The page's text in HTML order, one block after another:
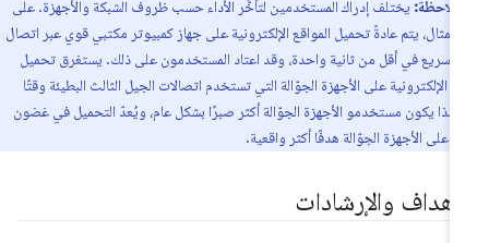
ملاحظة:يختلف إدراك المستخدمين لتأخُّر الأداء حسب ظروف الشبكة والأجهزة. على
يتم عادةً تحميل المواقع الإلكترونية على جهاز كمبيوتر مكتبي قوي عبر اتصال
Wi-Fi سريع في أقل من ثانية واحدة، وقد اعتاد المستخدمون على ذلك. يستغرق تحميل
الإلكترونية على الأجهزة الجوّالة التي تستخدم اتصالات الجيل الثالث البطيئة وقتًا
لذا يكون مستخدمو الأجهزة الجوّالة أكثر صبرًا بشكل عام، ويُعدّ التحميل في غضون
والإرشادات